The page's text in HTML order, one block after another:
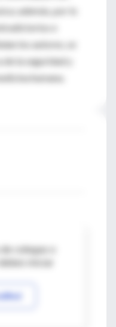
además, por lo
e
los autores, se
la seguridad y
humana.
colegas o